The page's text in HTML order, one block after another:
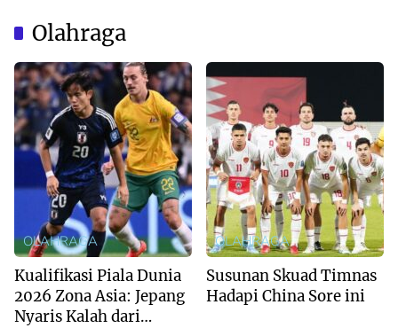
Olahraga
OLAHRAGA
Kualifikasi Piala Dunia
2026 Zona Asia: Jepang
Nyaris Kalah dari
OLAHRAGA
Susunan Skuad Timnas
Hadapi China Sore ini